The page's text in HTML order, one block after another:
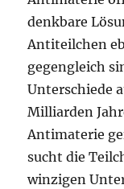
denkbare
Antiteilchen
gegengleich
Unterschiede
Milliarden
Antimaterie
sucht die
winzigen